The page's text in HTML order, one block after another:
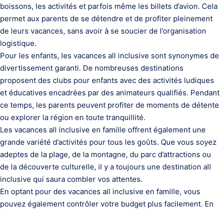
boissons, les activités et parfois même les billets d’avion. Cela
permet aux parents de se détendre et de profiter pleinement
de leurs vacances, sans avoir à se soucier de l’organisation
logistique.
Pour les enfants, les vacances all inclusive sont synonymes de
divertissement garanti. De nombreuses destinations
proposent des clubs pour enfants avec des activités ludiques
et éducatives encadrées par des animateurs qualifiés. Pendant
ce temps, les parents peuvent profiter de moments de détente
ou explorer la région en toute tranquillité.
Les vacances all inclusive en famille offrent également une
grande variété d’activités pour tous les goûts. Que vous soyez
adeptes de la plage, de la montagne, du parc d’attractions ou
de la découverte culturelle, il y a toujours une destination all
inclusive qui saura combler vos attentes.
En optant pour des vacances all inclusive en famille, vous
pouvez également contrôler votre budget plus facilement. En